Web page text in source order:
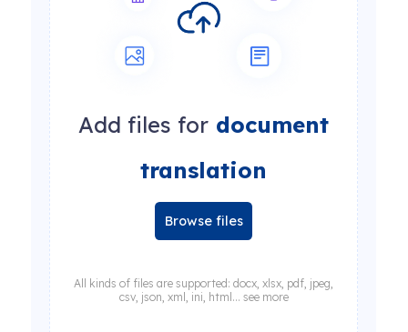
Add files for document
translation
Browse files
All kinds of files are supported: docx, xlsx, pdf, jpeg,
csv, json, xml, ini, html... see more